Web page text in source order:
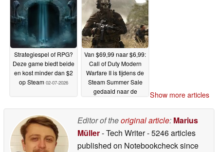
Strategiespel of RPG?
Deze game biedt beide
en kost minder dan $2
op Steam 02-07-2026
Van $69,99 naar $6,99:
Call of Duty Modern
Warfare II is tijdens de
Steam Summer Sale
gedaald naar de
Show more articles
Editor of theoriginal article: Marius
Müller- Tech Writer- 5246 articles
published on Notebookchecksince